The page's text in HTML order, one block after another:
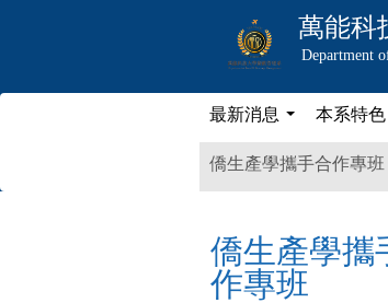
萬能科
Department
最新消息 本系特色
僑生產學攜手合作專班
僑生產學攜
作專班